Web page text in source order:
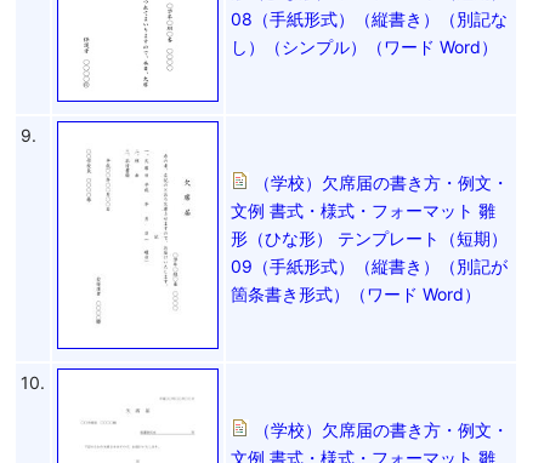
08（手紙形式）（縦書き）（別記な
し）（シンプル）（ワード Word）
9.
（学校）欠席届の書き方・例文・
文例 書式・様式・フォーマット 雛
形（ひな形） テンプレート（短期）
09（手紙形式）（縦書き）（別記が
箇条書き形式）（ワード Word）
10.
（学校）欠席届の書き方・例文・
文例 書式・様式・フォーマット 雛